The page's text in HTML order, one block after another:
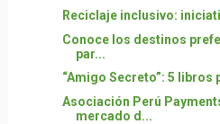
Reciclaje inclusivo:
Conoce los destinos
par...
“Amigo Secreto”: 5 libros
Asociación Perú
mercado d...